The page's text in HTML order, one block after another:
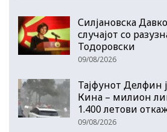
Силјановска
случајот со
Тодоровски
09/08/2026
Тајфунот Делфин
Кина – милион
1.400 летови
09/08/2026